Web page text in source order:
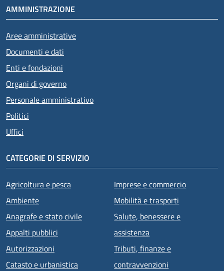
AMMINISTRAZIONE
Aree amministrative
Documenti e dati
Enti e fondazioni
Organi di governo
Personale amministrativo
Politici
Uffici
CATEGORIE DI SERVIZIO
Agricoltura e pesca
Ambiente
Anagrafe e stato civile
Appalti pubblici
Autorizzazioni
Catasto e urbanistica
Imprese e commercio
Mobilità e trasporti
Salute, benessere e
assistenza
Tributi, finanze e
contravvenzioni